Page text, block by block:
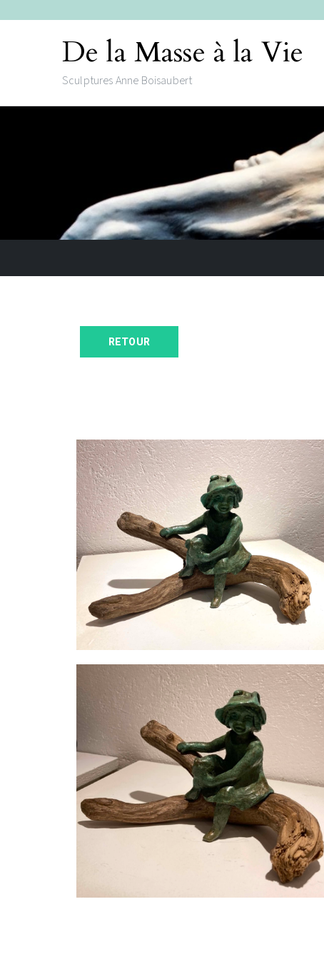
De la Masse à la Vie
Sculptures Anne Boisaubert
RETOUR